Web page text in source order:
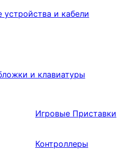
устройства и кабели
и клавиатуры
Игровые Приставки
Контроллеры